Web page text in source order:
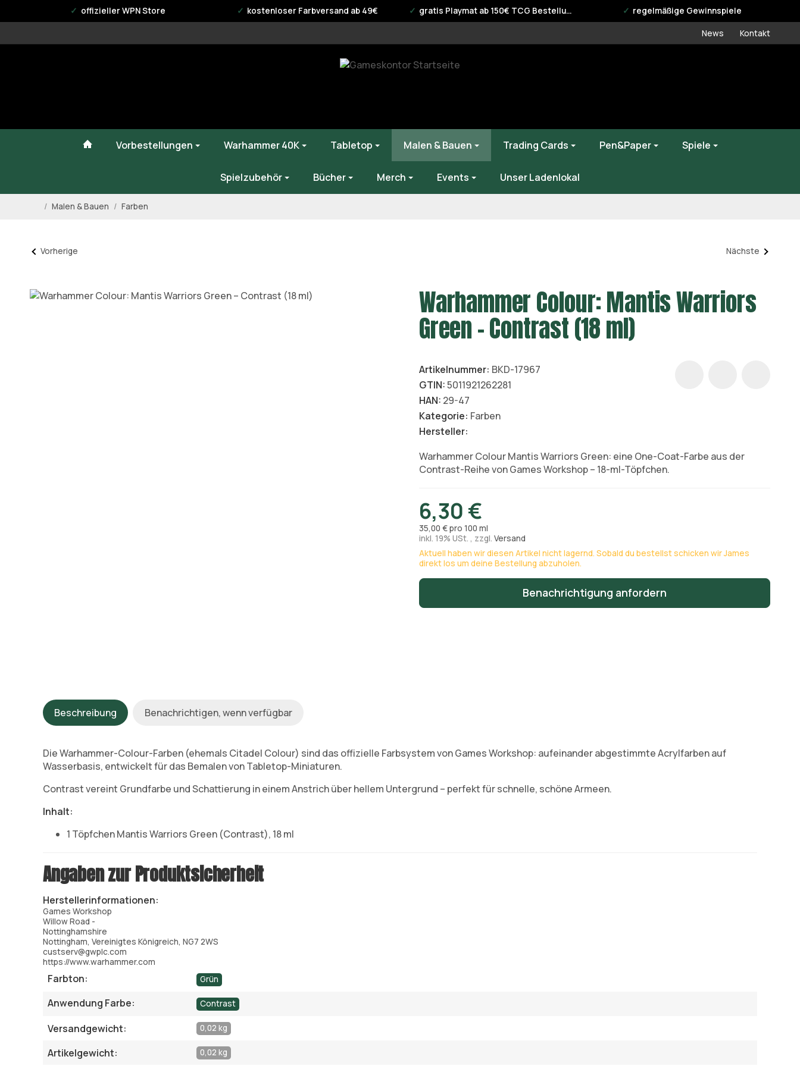
offizieller WPN Store kostenloser Farbversand ab 49€ gratis Playmat ab 150€ TCG Bestellung regelmäßige Gewinnspiele
News Kontakt
#custom.linkHome#
Vorbestellungen Warhammer 40K Tabletop Malen & Bauen Trading Cards Pen&Paper Spiele
Spielzubehör Bücher Merch Events Unser Ladenlokal
/ Malen & Bauen / Farben
Vorherige Nächste
Warhammer Colour: Mantis Warriors
Green – Contrast (18 ml)
Artikelnummer: BKD-17967
GTIN:5011921262281
HAN: 29-47
Kategorie: Farben
Hersteller:
Warhammer Colour Mantis Warriors Green: eine One-Coat-Farbe aus der
Contrast-Reihe von Games Workshop – 18-ml-Töpfchen.
6,30 €
35,00 € pro 100 ml
inkl. 19% USt. , zzgl. Versand
Aktuell haben wir diesen Artikel nicht lagernd. Sobald du bestellst schicken wir James
direkt los um deine Bestellung abzuholen.
Benachrichtigung anfordern
Beschreibung Benachrichtigen, wenn verfügbar
Die Warhammer-Colour-Farben (ehemals Citadel Colour) sind das offizielle Farbsystem von Games Workshop: aufeinander abgestimmte Acrylfarben auf
Wasserbasis, entwickelt für das Bemalen von Tabletop-Miniaturen.
Contrast vereint Grundfarbe und Schattierung in einem Anstrich über hellem Untergrund – perfekt für schnelle, schöne Armeen.
Inhalt:
1 Töpfchen Mantis Warriors Green (Contrast), 18 ml
Angaben zur Produktsicherheit
Herstellerinformationen:
Games Workshop
Willow Road -
Nottinghamshire
Nottingham, Vereinigtes Königreich, NG7 2WS
custserv@gwplc.com
https://www.warhammer.com
Farbton: Grün
Anwendung Farbe: Contrast
Versandgewicht: 0,02 kg
Artikelgewicht: 0,02 kg